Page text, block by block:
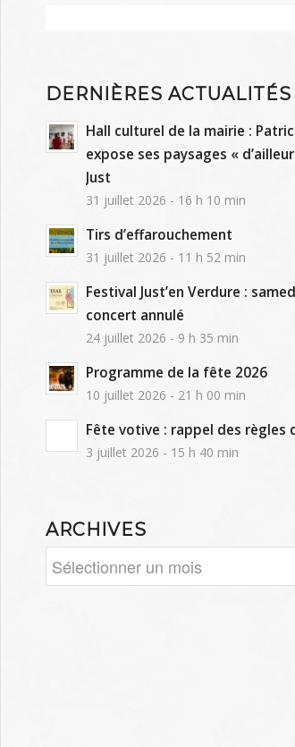
DERNIÈRES ACTUALITÉS
Hall culturel de la mairie :
expose ses paysages «
Just
31 juillet 2026 - 16 h 10 min
Tirs d’effarouchement
31 juillet 2026 - 11 h 52 min
Festival Just’en Verdure :
concert annulé
24 juillet 2026 - 9 h 35 min
Programme de la fête 2026
10 juillet 2026 - 21 h 00 min
Fête votive : rappel des règles
3 juillet 2026 - 15 h 40 min
ARCHIVES